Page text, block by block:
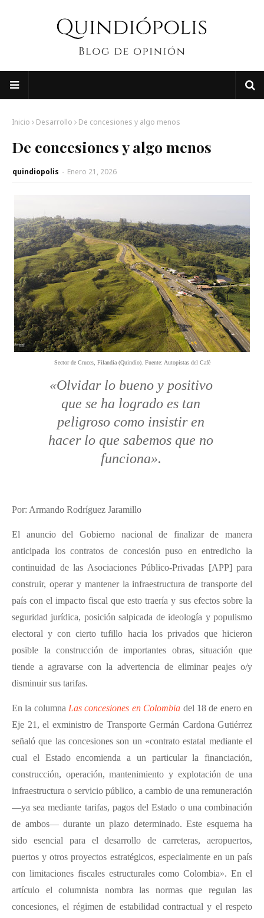
Inicio Desarrollo De concesiones y algo menos
De concesiones y algo menos
quindiopolis - Enero 21, 2026
Sector de Cruces, Filandia (Quindío). Fuente: Autopistas del Café
«Olvidar lo bueno y positivo
que se ha logrado es tan
peligroso como insistir en
hacer lo que sabemos que no
funciona».
Por: Armando Rodríguez Jaramillo
El anuncio del Gobierno nacional de finalizar de manera
anticipada los contratos de concesión puso en entredicho la
continuidad de las Asociaciones Público-Privadas [APP] para
construir, operar y mantener la infraestructura de transporte del
país con el impacto fiscal que esto traería y sus efectos sobre la
seguridad jurídica, posición salpicada de ideología y populismo
electoral y con cierto tufillo hacia los privados que hicieron
posible la construcción de importantes obras, situación que
tiende a agravarse con la advertencia de eliminar peajes o/y
disminuir sus tarifas.
En la columna Las concesiones en Colombia del 18 de enero en
Eje 21, el exministro de Transporte Germán Cardona Gutiérrez
señaló que las concesiones son un «contrato estatal mediante el
cual el Estado encomienda a un particular la financiación,
construcción, operación, mantenimiento y explotación de una
infraestructura o servicio público, a cambio de una remuneración
—ya sea mediante tarifas, pagos del Estado o una combinación
de ambos— durante un plazo determinado. Este esquema ha
sido esencial para el desarrollo de carreteras, aeropuertos,
puertos y otros proyectos estratégicos, especialmente en un país
con limitaciones fiscales estructurales como Colombia». En el
artículo el columnista nombra las normas que regulan las
concesiones, el régimen de estabilidad contractual y el respeto